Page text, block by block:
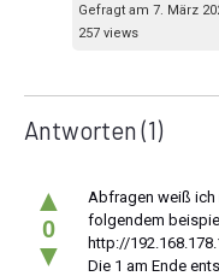
Gefragt am 7. März
257 views
Antworten(1)
▲
0
▼
Abfragen weiß ich
folgendem
http://
Die 1 am Ende